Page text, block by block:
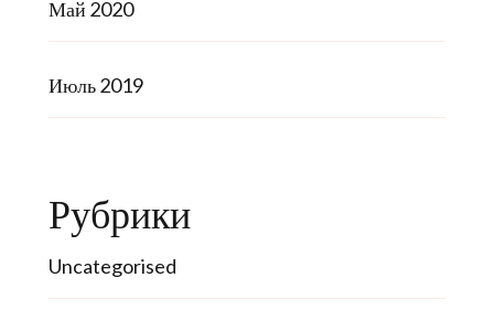
Май 2020
Июль 2019
Рубрики
Uncategorised